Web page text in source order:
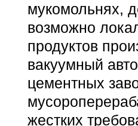
мукомольнях,
возможно
продуктов
вакуумный
цементных
жестких